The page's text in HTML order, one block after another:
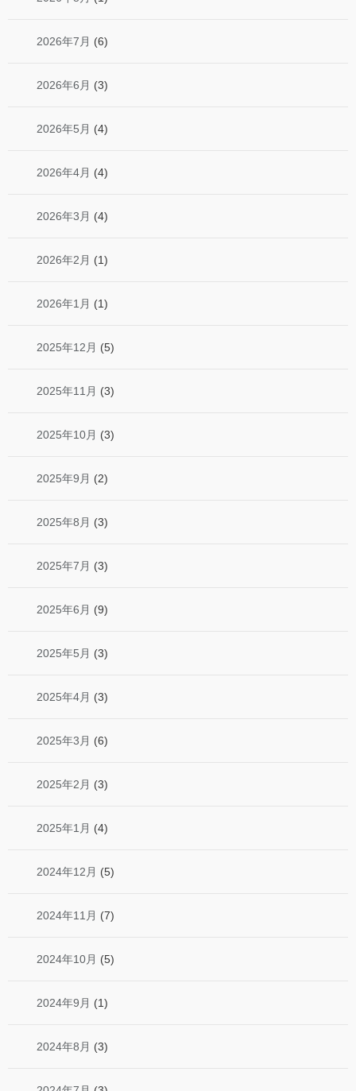
2026年7月 (6)
2026年6月 (3)
2026年5月 (4)
2026年4月 (4)
2026年3月 (4)
2026年2月 (1)
2026年1月 (1)
2025年12月 (5)
2025年11月 (3)
2025年10月 (3)
2025年9月 (2)
2025年8月 (3)
2025年7月 (3)
2025年6月 (9)
2025年5月 (3)
2025年4月 (3)
2025年3月 (6)
2025年2月 (3)
2025年1月 (4)
2024年12月 (5)
2024年11月 (7)
2024年10月 (5)
2024年9月 (1)
2024年8月 (3)